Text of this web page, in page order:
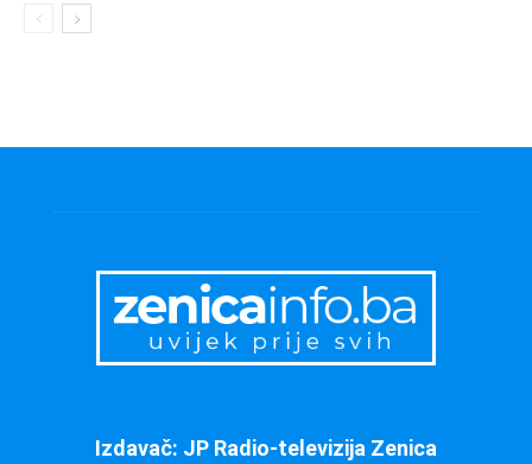
Izdavač: JP Radio-televizija Zenica